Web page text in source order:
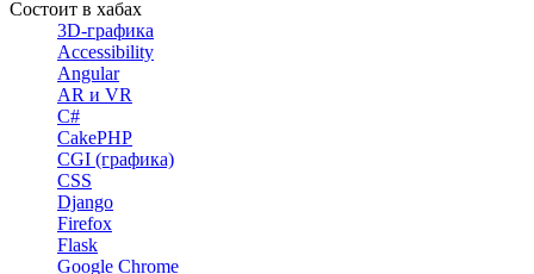
Состоит в хабах
3D-графика
Accessibility
Angular
AR и VR
C#
CakePHP
CGI (графика)
CSS
Django
Firefox
Flask
Google Chrome